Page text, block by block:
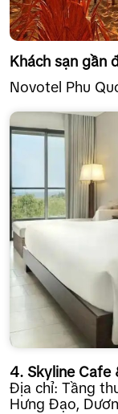
Khách sạn gần
Novotel Phu
4. Skyline Cafe
Địa chỉ: Tầng
Hưng Đạo,